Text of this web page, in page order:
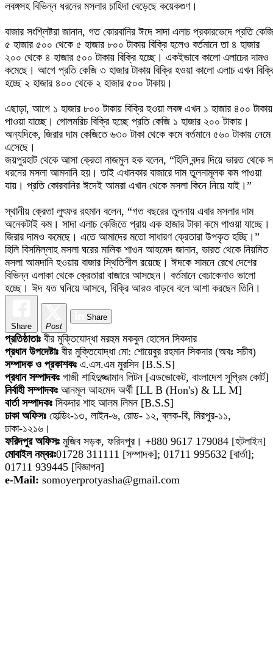
৫ হাজার ৫০০ থেকে ৫ হাজার ৮০০ টাকায় বিক্রি হলেও বর্তমানে তা ৪ হাজার
২০০ থেকে ৪ হাজার ৫০০ টাকায় বিক্রি হচ্ছে। একইভাবে কালো এলাচের দামও
কমেছে। আগে প্রতি কেজি ৩ হাজার টাকায় বিক্রি হওয়া কালো এলাচ এখন
হচ্ছে ২ হাজার ৪০০ থেকে ২ হাজার ৫০০ টাকায়।
পাওয়া যাচ্ছে। গোলমরিচ বিক্রি হচ্ছে প্রতি কেজি ১ হাজার ২০০ টাকায়।
অন্যদিকে, জিরার দাম কেজিতে ৬৩০ টাকা থেকে কমে বর্তমানে ৫৬০ টাকায় নেমে
এসেছে।
জয়পুরহাট থেকে আসা ক্রেতা নাজমুল হক বলেন, “হিলি বন্দর দিয়ে ভারত থেকে
ধরনের মসলা আমদানি হয়। তাই এখানকার বাজারে দাম তুলনামূলক কম পাওয়া
যায়। প্রতি কোরবানির ঈদেই আমরা এখান থেকে মসলা কিনে নিয়ে যাই।”
অনেকটাই কম। সাদা এলাচ কেজিতে প্রায় এক হাজার টাকা কমে পাওয়া যাচ্ছে।
জিরার দামও কমেছে। এতে আমাদের মতো সাধারণ ক্রেতারা উপকৃত হচ্ছি।”
হিলি বিসমিল্লাহ মসলা ঘরের মালিক শাওন আহমেদ জানান, ভারত থেকে নিয়মিত
মসলা আমদানি হওয়ায় বাজার স্থিতিশীল রয়েছে। ঈদকে সামনে রেখে দেশের
বিভিন্ন এলাকা থেকে ক্রেতারা বাজারে আসছেন। বর্তমানে বেচাকেনাও ভালো
হচ্ছে। ঈদ যত ঘনিয়ে আসবে, বিক্রি আরও বাড়বে বলে আশা করছেন তিনি।
প্রতিষ্ঠাতাঃ
বীর মুক্তিযোদ্ধা মরহুম মকবুল হোসেন সিকদার
প্রধান উপদেষ্টাঃবীর মুক্তিযোদ্ধা মো: শোয়েবুর রহমান সিকদার (অবঃ সচীব)
সম্পাদক ও প্রকাশকঃএ.এস.এম মুরসিদ [B.S.S]
প্রধান সম্পাদকঃগাজী শাহিদুজ্জামান লিটন [এডভোকেট, বাংলাদেশ সুপ্রিম কোর্ট]
নির্বাহী সম্পাদকঃআনমূল আহমেদ অর্থী [LL B (Hon's) & LL M]
বার্তা সম্পাদকঃসিকদার শাহ আলম লিমন [B.S.S]
ঢাকা অফিসঃহোল্ডিং-১৩, লাইন-৬, রোড- ১২, ব্লক-বি, মিরপুর-১১,
ঢাকা-১২১৬।
ফরিদপুর অফিসঃ
মোবাইল নম্বরঃ01728 311111 [সম্পাদক]; 01711 995632 [বার্তা];
01711 939445 [বিজ্ঞাপন]
e-Mail:somoyerprotyasha@gmail.com